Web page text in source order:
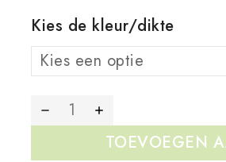
Kies de kleur/dikte
TOEVOEGEN